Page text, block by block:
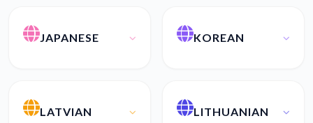
JAPANESE KOREAN
LATVIAN LITHUANIAN